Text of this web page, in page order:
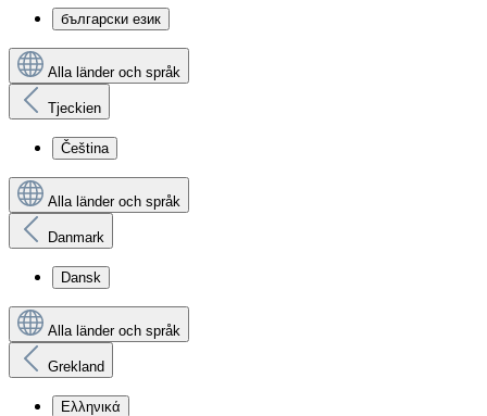
български език
Alla länder och språk
Tjeckien
Čeština
Alla länder och språk
Danmark
Dansk
Alla länder och språk
Grekland
Ελληνικά